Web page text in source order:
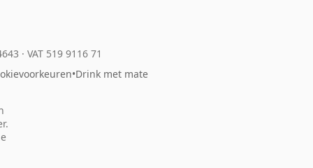
· VAT 519 9116 71
•Drink met mate